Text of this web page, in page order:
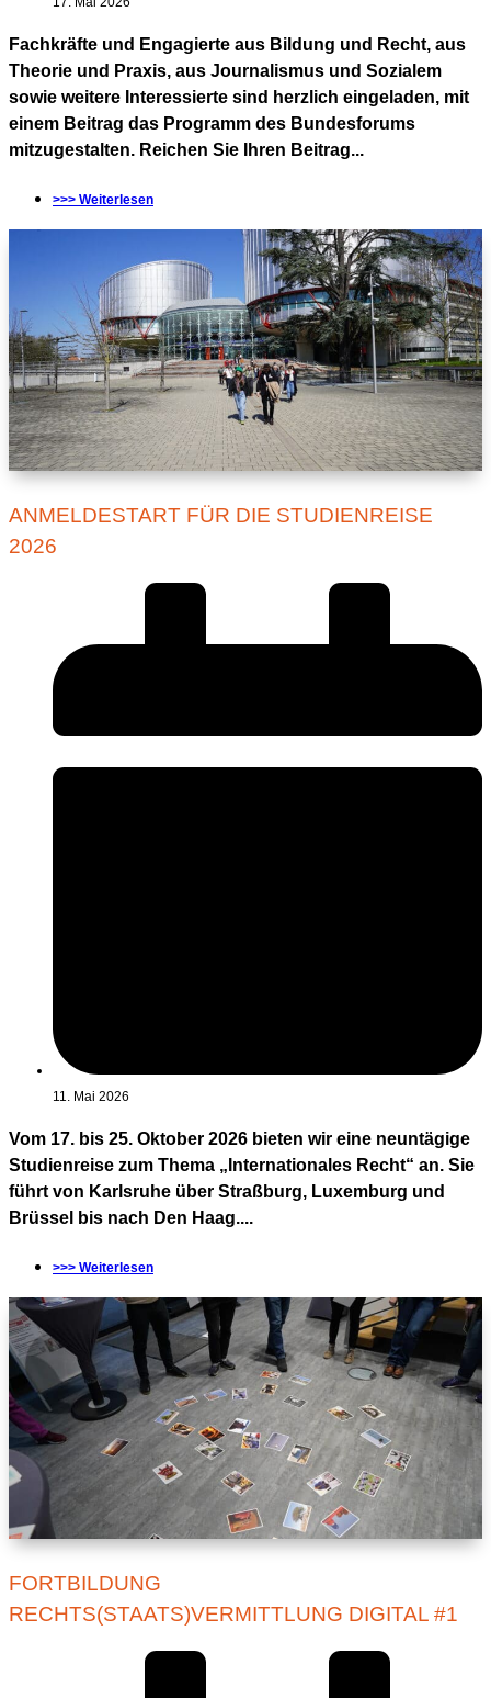
Fachkräfte und Engagierte aus Bildung und Recht, aus
Theorie und Praxis, aus Journalismus und Sozialem
sowie weitere Interessierte sind herzlich eingeladen, mit
einem Beitrag das Programm des Bundesforums
mitzugestalten. Reichen Sie Ihren Beitrag...
>>> Weiterlesen
ANMELDESTART FÜR DIE STUDIENREISE
2026
11. Mai 2026
Vom 17. bis 25. Oktober 2026 bieten wir eine neuntägige
Studienreise zum Thema „Internationales Recht“ an. Sie
führt von Karlsruhe über Straßburg, Luxemburg und
Brüssel bis nach Den Haag....
>>> Weiterlesen
FORTBILDUNG
RECHTS(STAATS)VERMITTLUNG DIGITAL #1